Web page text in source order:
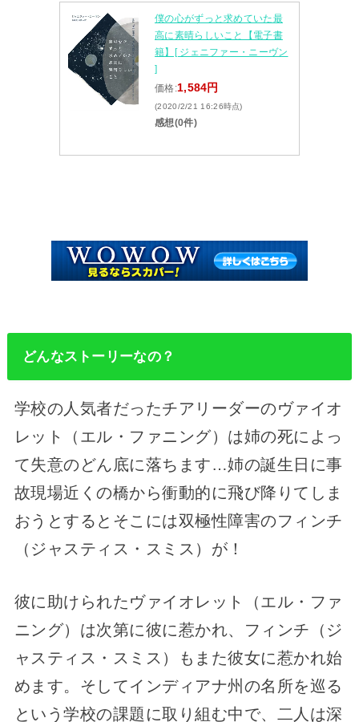
僕の心がずっと求めていた最
高に素晴らしいこと【電子書
籍】[ ジェニファー・ニーヴン
]
価格:1,584円
(2020/2/21 16:26時点)
感想(0件)
どんなストーリーなの？
学校の人気者だったチアリーダーのヴァイオ
レット（エル・ファニング）は姉の死によっ
て失意のどん底に落ちます…姉の誕生日に事
故現場近くの橋から衝動的に飛び降りてしま
おうとするとそこには双極性障害のフィンチ
（ジャスティス・スミス）が！
彼に助けられたヴァイオレット（エル・ファ
ニング）は次第に彼に惹かれ、フィンチ（ジ
ャスティス・スミス）もまた彼女に惹かれ始
めます。そしてインディアナ州の名所を巡る
という学校の課題に取り組む中で、二人は深